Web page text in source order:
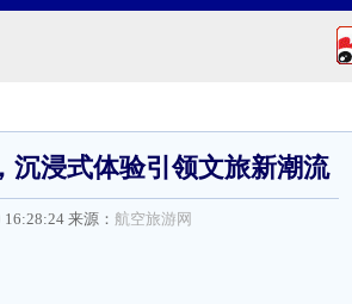
沉浸式体验引领文旅新潮流
来源： 航空旅游网